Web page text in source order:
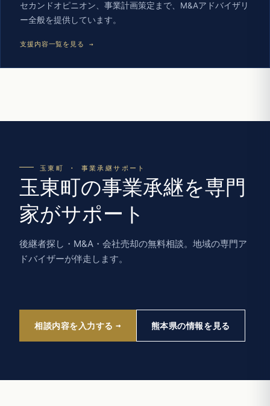
セカンドオピニオン、事業計画策定まで、M&Aアドバイザリ
ー全般を提供しています。
支援内容一覧を見る →
玉東町 · 事業承継サポート
玉東町の事業承継を専門
家がサポート
後継者探し・M&A・会社売却の無料相談。地域の専門ア
ドバイザーが伴走します。
相談内容を入力する 熊本県の情報を見る